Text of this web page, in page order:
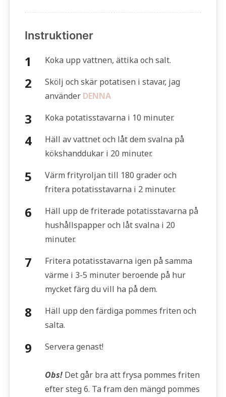
Instruktioner
Koka upp vattnen, ättika och salt.
Skölj och skär potatisen i stavar, jag
använder DENNA
Koka potatisstavarna i 10 minuter.
Häll av vattnet och låt dem svalna på
kökshanddukar i 20 minuter.
Värm frityroljan till 180 grader och
fritera potatisstavarna i 2 minuter.
Häll upp de friterade potatisstavarna på
hushållspapper och låt svalna i 20
minuter.
Fritera potatisstavarna igen på samma
värme i 3-5 minuter beroende på hur
mycket färg du vill ha på dem.
Häll upp den färdiga pommes friten och
salta.
Servera genast!
Obs!Det går bra att frysa pommes friten
efter steg 6. Ta fram den mängd pommes